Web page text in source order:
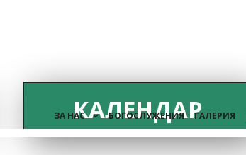
ЗА НАС БОГОСЛУЖЕНИЯ ГАЛЕРИЯ
КАЛЕНДАР